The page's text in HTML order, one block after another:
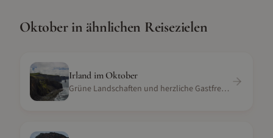
Oktoberin ähnlichen Reisezielen
Irland im Oktober
Grüne Landschaften und herzliche Gastfreundschaft